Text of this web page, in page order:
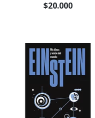
$20.000